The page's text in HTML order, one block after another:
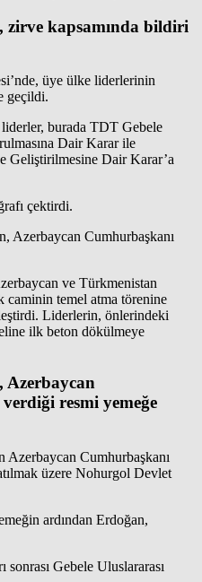
zirve kapsamında bildiri
üye ülke liderlerinin
geçildi.
burada TDT Gebele
Dair Karar ile
Geliştirilmesine Dair Karar’a
çektirdi.
Azerbaycan Cumhurbaşkanı
ve Türkmenistan
caminin temel atma törenine
Liderlerin, önlerindeki
ilk beton dökülmeye
Azerbaycan
resmi yemeğe
Azerbaycan Cumhurbaşkanı
üzere Nohurgol Devlet
ardından Erdoğan,
sonrası Gebele Uluslararası